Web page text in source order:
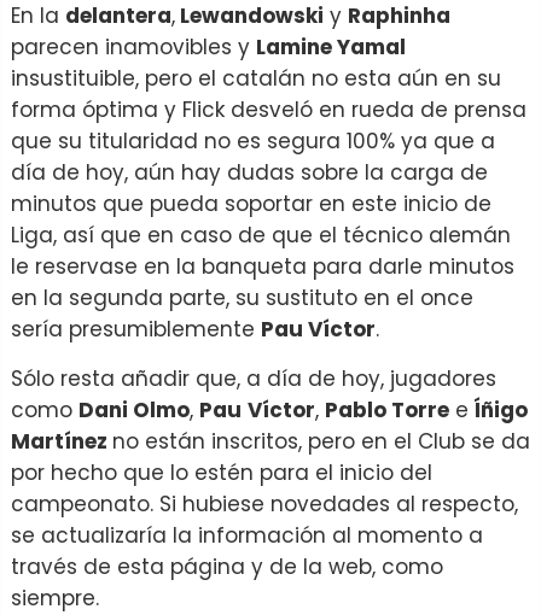
En la delantera, Lewandowski y Raphinha
parecen inamovibles y Lamine Yamal
insustituible, pero el catalán no esta aún en su
forma óptima y Flick desveló en rueda de prensa
que su titularidad no es segura 100% ya que a
día de hoy, aún hay dudas sobre la carga de
minutos que pueda soportar en este inicio de
Liga, así que en caso de que el técnico alemán
le reservase en la banqueta para darle minutos
en la segunda parte, su sustituto en el once
sería presumiblemente Pau Víctor.
Sólo resta añadir que, a día de hoy, jugadores
como Dani Olmo, Pau Víctor, Pablo Torre e Íñigo
Martínez no están inscritos, pero en el Club se da
por hecho que lo estén para el inicio del
campeonato. Si hubiese novedades al respecto,
se actualizaría la información al momento a
través de esta página y de la web, como
siempre.